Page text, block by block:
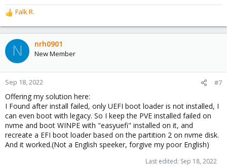
R
e
a
c
t
o
n
:
Falk R.
N nrh0901
New Member
Sep 18, 2022 #7
Offering my solution here:
I Found after install failed, only UEFI boot loader is not installed, I
can even boot with legacy. So I keep the PVE installed failed on
nvme and boot WINPE with "easyuefi" installed on it, and
recreate a EFI boot loader based on the partition 2 on nvme disk.
And it worked.(Not a English speeker, forgive my poor English)
Last edited: Sep 18, 2022